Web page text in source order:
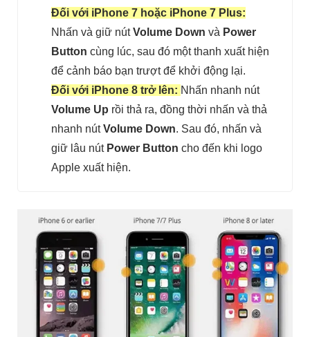
Đối với iPhone 7 hoặc iPhone 7 Plus:
Nhấn và giữ nútVolume Down và Power
Button cùng lúc, sau đó một thanh xuất hiện
để cảnh báo bạn trượt để khởi động lại.
Đối với iPhone 8 trở lên: Nhấn nhanh nút
Volume Up rồi thả ra, đồng thời nhấn và thả
nhanh nútVolume Down. Sau đó, nhấn và
giữ lâu nút Power Button cho đến khi logo
Apple xuất hiện.